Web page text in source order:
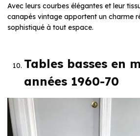
Avec leurs courbes élégantes et leur
canapés vintage apportent un charme
sophistiqué à tout espace.
Tables basses en
années 1960-70